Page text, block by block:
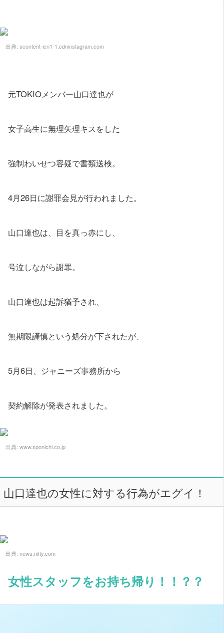
出典: scontent-icn1-1.cdninstagram.com
元TOKIOメンバー山口達也が
女子高生に無理矢理キスをした
強制わいせつ容疑で書類送検。
4月26日に謝罪会見が行われました。
山口達也は、目を真っ赤にし、
号泣しながら謝罪。
山口達也は起訴猶予され、
無期限謹慎という処分が下されたが、
5月6日、ジャニーズ事務所から
契約解除が発表されました。
出典: www.sponichi.co.jp
山口達也の女性に対する行為がエグイ！
出典: news.nifty.com
女性スタッフをお持ち帰り！！？？